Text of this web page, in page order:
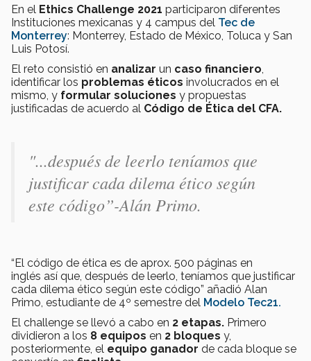
En el Ethics Challenge 2021 participaron diferentes
Instituciones mexicanas y 4 campus del Tec de
Monterrey: Monterrey, Estado de México, Toluca y San
Luis Potosí.
El reto consistió en analizar un caso financiero
identificar los problemas éticos involucrados en el
mismo, y formular soluciones y propuestas
justificadas de acuerdo al Código de Ética del CFA.
"...después de leerlo teníamos que
justificar cada dilema ético según
este código”-Alán Primo.
“El código de ética es de aprox. 500 páginas en
inglés así que, después de leerlo, teníamos que justificar
cada dilema ético según este código” añadió Alan
Primo, estudiante de 4º semestre del Modelo Tec21.
El challenge se llevó a cabo en 2 etapas. Primero
dividieron a los 8 equipos en 2 bloques y,
posteriormente, el equipo ganador de cada bloque se